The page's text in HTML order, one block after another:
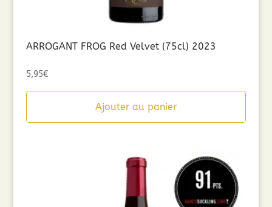
ARROGANT FROG Red Velvet (75cl) 2023
5,95€
Ajouter au panier